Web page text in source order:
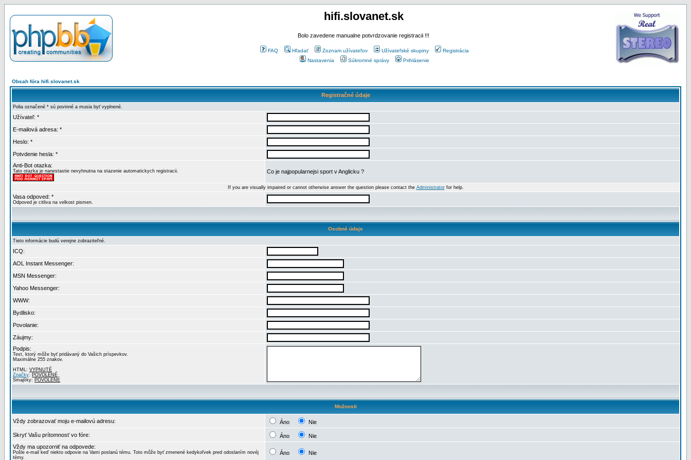
hifi.slovanet.sk
Bolo zavedene manualne potvrdzovanie registracii !!!
FAQ Hľadať Zoznam užívateľov Užívateľské skupiny
Registrácia
Nastavenia
Súkromné správy Prihlásenie
Obsah fóra hifi.slovanet.sk
Registračné údaje
Polia označené * sú povinné a musia byť vyplnené.
Užívateľ: *
E-mailová adresa: *
Heslo: *
Potvdenie hesla: *
Anti-Bot otazka:
Tato otazka je nanestastie nevyhnutna na stazenie automatickych registracii. Co je najpopularnejsi sport v Anglicku ?
If you are visually impaired or cannot otherwise answer the question please contact the Administratorfor help.
Vasa odpoved: *
Odpoved je citliva na velkost pismen.
Osobné údaje
Tieto informácie budú verejne zobraziteľné.
ICQ:
AOL Instant Messenger:
MSN Messenger:
Yahoo Messenger:
WWW:
Bydlisko:
Povolanie:
Záujmy:
Podpis:
Text, ktorý môže byť pridávaný do Vašich príspevkov.
Maximálne 255 znakov.
HTML: VYPNUTÉ
Značky: POVOLENÉ
Smajlíky: POVOLENÉ
Možnosti
Vždy zobrazovať moju e-mailovú adresu: Áno Nie
Skryť Vašu prítomnosť vo fóre: Áno
Nie
Vždy ma upozorniť na odpovede:
Pošle e-mail keď niekto odpovie na Vami poslanú tému. Toto môže byť zmenené kedykoľvek pred odoslaním novéj
témy.
Áno Nie